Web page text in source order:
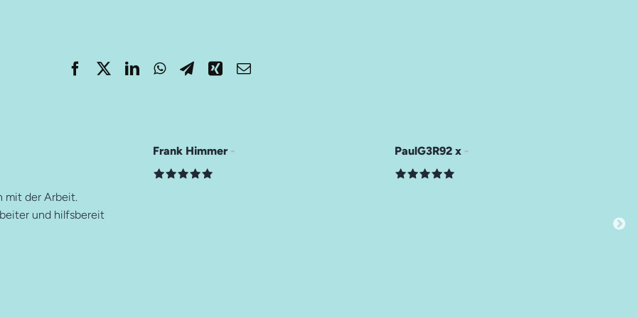
mit der Arbeit.
und hilfsbereit
Frank Himmer PaulG3R92 x
Grenzenlose Möglichkeiten